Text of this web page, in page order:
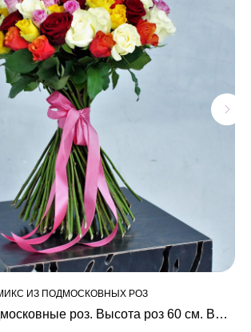
ИЗ ПОДМОСКОВНЫХ РОЗ
роз. Высота роз 60 см. В